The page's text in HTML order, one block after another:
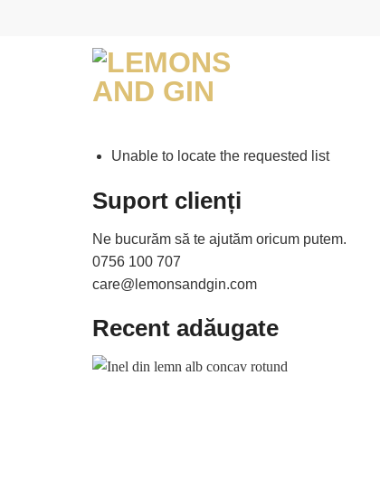
Unable to locate the requested list
Suport clienți
Ne bucurăm să te ajutăm oricum putem.
0756 100 707
care@lemonsandgin.com
Recent adăugate